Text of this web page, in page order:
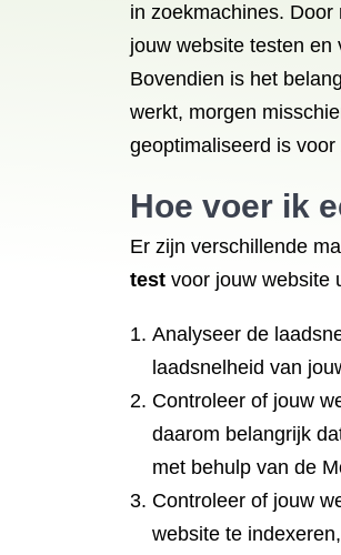
in zoekmachines.
jouw website testen
Bovendien is het
werkt, morgen
geoptimaliseerd is
Hoe voer ik
Er zijn verschillende
test voor jouw website
Analyseer de
laadsnelheid van
Controleer of jouw
daarom belangrijk
met behulp van de
Controleer of jouw
website te